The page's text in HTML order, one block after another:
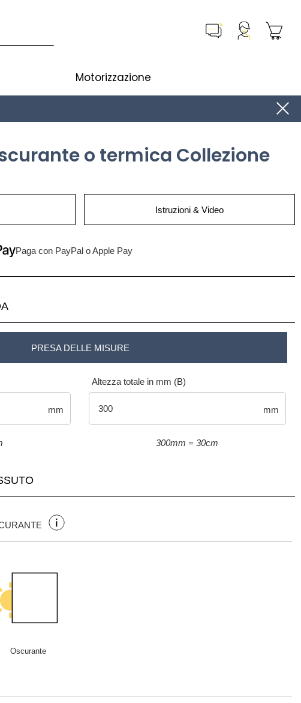
Motorizzazione
o termica Collezione
Istruzioni & Video
Paga con PayPal o Apple Pay
PRESA DELLE MISURE
mm
Altezza totale in mm (B)
mm
300mm = 30cm
Oscurante